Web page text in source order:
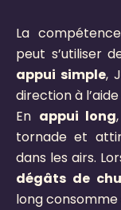
La
peut s’utiliser
appui simple,
direction à
En appui long
tornade et
dans les airs.
dégâts de
long consomme